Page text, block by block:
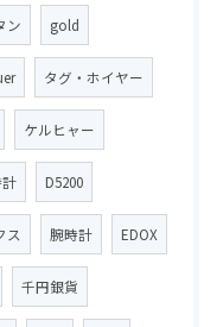
ン gold
タグ・ホイヤー
ケルヒャー
D5200
ス 腕時計 EDOX
千円銀貨